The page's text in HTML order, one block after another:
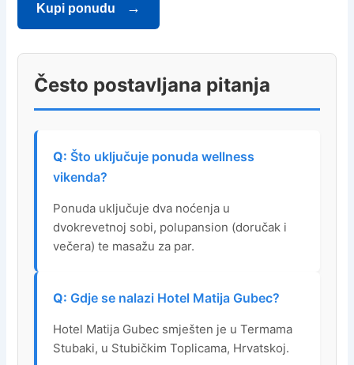
Kupi ponudu
Često postavljana pitanja
Što uključuje ponuda wellness
vikenda?
Ponuda uključuje dva noćenja u
dvokrevetnoj sobi, polupansion (doručak i
večera) te masažu za par.
Gdje se nalazi Hotel Matija Gubec?
Hotel Matija Gubec smješten je u Termama
Stubaki, u Stubičkim Toplicama, Hrvatskoj.